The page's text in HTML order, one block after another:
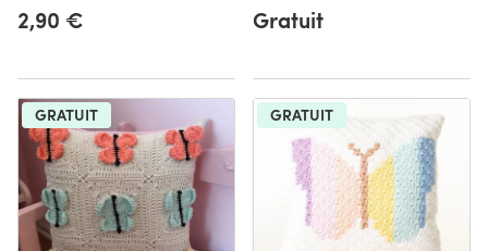
2,90 € Gratuit
GRATUIT GRATUIT